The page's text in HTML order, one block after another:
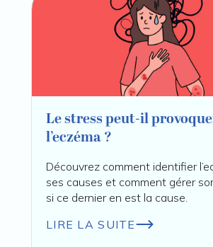
Le stress peut-il
l’eczéma ?
Découvrez comment identifier
ses causes et comment gérer
si ce dernier en est la cause.
LIRE LA SUITE